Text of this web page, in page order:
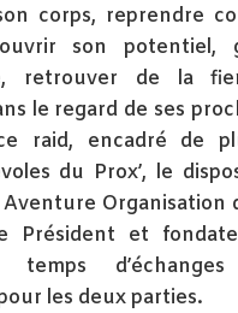
corps, reprendre
son potentiel,
retrouver de la
le regard de ses
raid, encadré de
du Prox’, le
Aventure Organisation
Président et
d’échanges
les deux parties.